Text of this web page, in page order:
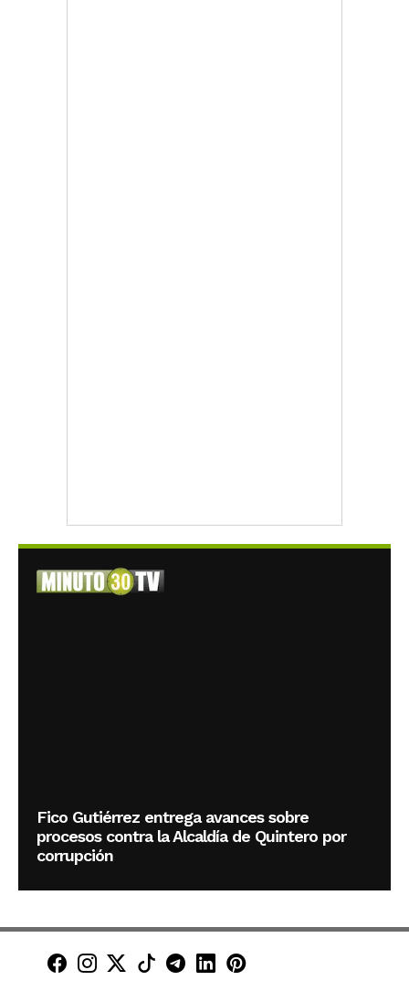
Fico Gutiérrez entrega avances sobre
procesos contra la Alcaldía de Quintero por
corrupción
Minuto30 en Facebook
Minuto30 en Instagram
Minuto30 en X (Twitter)
Minuto30 en TikTok
Canal de Minuto30 en
Minuto30 en LinkedIn
Minuto30 en